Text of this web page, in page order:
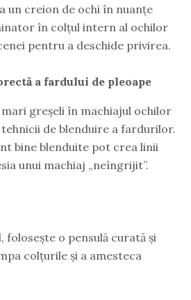
un creion de ochi în nuanțe
în colțul intern al ochilor
pentru a deschide privirea.
a fardului de pleoape
greșeli în machiajul ochilor
de blenduire a fardurilor.
bine blenduite pot crea linii
unui machiaj „neîngrijit”.
folosește o pensulă curată și
colțurile și a amesteca